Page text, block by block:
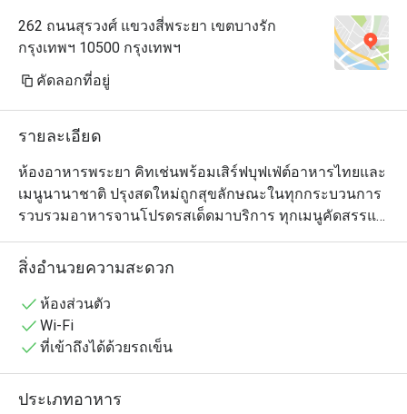
262 ถนนสุรวงศ์ แขวงสี่พระยา เขตบางรัก
กรุงเทพฯ 10500 กรุงเทพฯ
คัดลอกที่อยู่
รายละเอียด
ห้องอาหารพระยา คิทเช่นพร้อมเสิร์ฟบุฟเฟ่ต์อาหารไทยและ
เมนูนานาชาติ ปรุงสดใหม่ถูกสุขลักษณะในทุกกระบวนการ
รวบรวมอาหารจานโปรดรสเด็ดมาบริการ ทุกเมนูคัดสรรแต่
วัตถุดิบตามฤดูกาลคุณภาพดี ห้ามพลาดกับไฮไลต์มื้อค่ำ
อาหารทะเลจาก ซีฟู้ด วอลล์ (𝗦𝗲𝗮𝗳𝗼𝗼𝗱 𝗪𝗮𝗹𝗹) และเนื้อเก
𝗦𝗲𝗹𝗲𝗰𝘁𝗶𝗼𝗻𝘀) ไม่ว่าจะเป็นเนื้อหมู เนื้อไก่ เนื้อแกะ รวมทั้ง
เนื้อออสเตรเลียนดรายเอจส่วนต่างๆ มาให้เลือกได้ตามใจ
ชอบและปรุงสดใหม่เสิร์ฟร้อนๆถึงโต๊ะ
Praya Kitchen @ Bangkok Marriott Hotel The Surawongse
สิ่งอำนวยความสะดวก
ห้องส่วนตัว
Wi-Fi
ที่เข้าถึงได้ด้วยรถเข็น
ประเภทอาหาร